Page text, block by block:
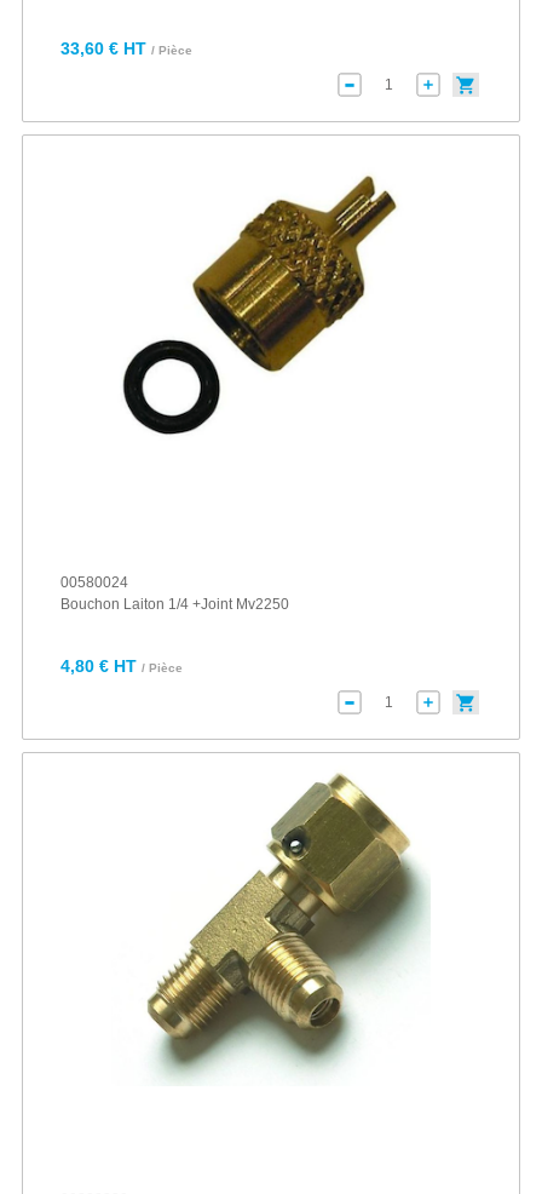
33,60 € HT / Pièce
00580024
Bouchon Laiton 1/4 +Joint Mv2250
4,80 € HT / Pièce